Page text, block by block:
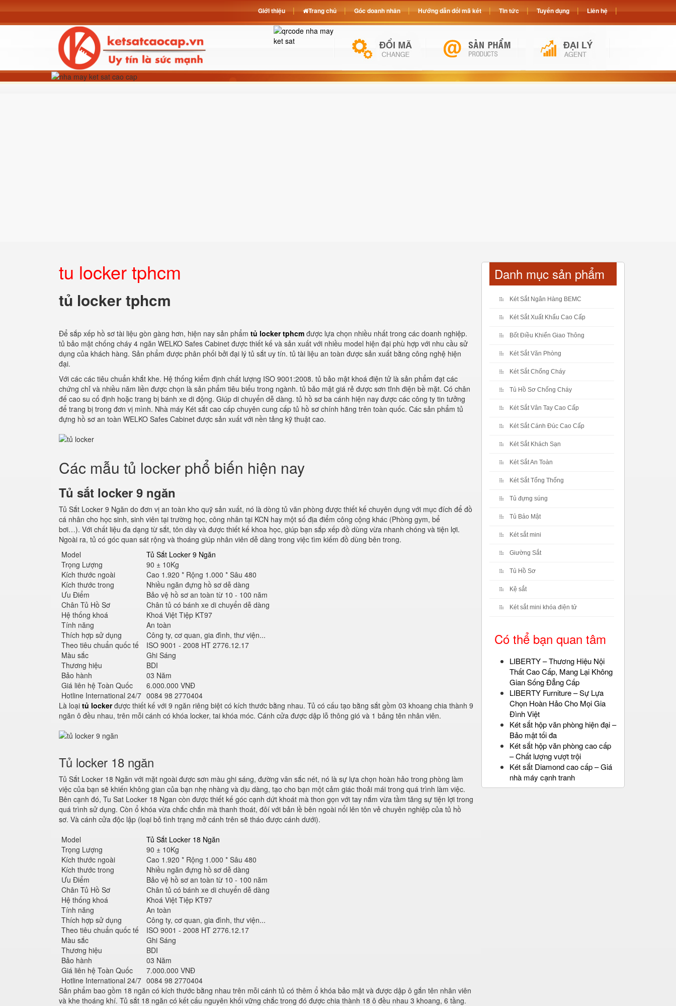
tu locker tphcm
tủ locker tphcm
Để sắp xếp hồ sơ tài liệu gòn gàng hơn, hiện nay sản phẩm tủ locker tphcm được lựa chọn nhiều nhất trong các doanh nghiệp.
tủ bảo mật chống cháy 4 ngăn WELKO Safes Cabinet được thiết kế và sản xuất với nhiều model hiện đại phù hợp với nhu cầu sử
dụng của khách hàng. Sản phẩm được phân phối bởi đại lý tủ sắt uy tín. tủ tài liệu an toàn được sản xuất bằng công nghệ hiện
đại.
Với các các tiêu chuẩn khắt khe. Hệ thống kiểm định chất lượng ISO 9001:2008. tủ bảo mật khoá điện tử là sản phẩm đạt các
chứng chỉ và nhiều năm liền được chọn là sản phẩm tiêu biểu trong ngành. tủ bảo mật giá rẻ được sơn tĩnh điện bề mặt. Có chân
đế cao su cố định hoặc trang bị bánh xe di động. Giúp di chuyển dễ dàng. tủ hồ sơ ba cánh hiện nay được các công ty tin tưởng
để trang bị trong đơn vị mình. Nhà máy Két sắt cao cấp chuyên cung cấp tủ hồ sơ chính hãng trên toàn quốc. Các sản phẩm tủ
đựng hồ sơ an toàn WELKO Safes Cabinet được sản xuất với nền tảng kỹ thuật cao.
Các mẫu tủ locker phổ biến hiện nay
Tủ sắt locker 9 ngăn
Tủ Sắt Locker 9 Ngăn do đơn vị an toàn kho quỹ sản xuất, nó là dòng tủ văn phòng được thiết kế chuyên dụng với mục đích để đồ
cá nhân cho học sinh, sinh viên tại trường học, công nhân tại KCN hay một số địa điểm công cộng khác (Phòng gym, bể
bơi…). Với chất liệu đa dạng từ sắt, tôn dày và được thiết kế khoa học, giúp bạn sắp xếp đồ dùng vừa nhanh chóng và tiện lợi.
Ngoài ra, tủ có góc quan sát rộng và thoáng giúp nhân viên dễ dàng trong việc tìm kiếm đồ dùng bên trong.
Model
Tủ Sắt Locker 9 Ngăn
Trọng Lượng
90 ± 10Kg
Kích thước ngoài
Cao 1.920 * Rộng 1.000 * Sâu 480
Kích thước trong
Nhiều ngăn đựng hồ sơ dễ dàng
Ưu Điểm
Bảo vệ hồ sơ an toàn từ 10 - 100 năm
Chân Tủ Hồ Sơ
Chân tủ có bánh xe di chuyển dễ dàng
Hệ thống khoá
Khoá Việt Tiệp KT97
Tính năng
An toàn
Thích hợp sử dụng
Công ty, cơ quan, gia đình, thư viện...
Theo tiêu chuẩn quốc tế
ISO 9001 - 2008 HT 2776.12.17
Màu sắc
Ghi Sáng
Thương hiệu
BDI
Bảo hành
03 Năm
Giá liên hệ Toàn Quốc
6.000.000 VNĐ
Hotline International 24/7 0084 98 2770404
Là loại tủ lockerđược thiết kế với 9 ngăn riêng biệt có kích thước bằng nhau. Tủ có cấu tạo bằng sắt gồm 03 khoang chia thành 9
ngăn ô đều nhau, trên mỗi cánh có khóa locker, tai khóa móc. Cánh cửa được dập lỗ thông gió và 1 bảng tên nhân viên.
Tủ locker 18 ngăn
Tủ Sắt Locker 18 Ngăn với mặt ngoài được sơn màu ghi sáng, đường vân sắc nét, nó là sự lựa chọn hoàn hảo trong phòng làm
việc của bạn sẽ khiến không gian của bạn nhẹ nhàng và dịu dàng, tạo cho bạn một cảm giác thoải mái trong quá trình làm việc.
Bên cạnh đó, Tu Sat Locker 18 Ngan còn được thiết kế góc cạnh dứt khoát mà thon gọn với tay nắm vừa tầm tăng sự tiện lợi trong
quá trình sử dụng. Còn ổ khóa vừa chắc chắn mà thanh thoát, đôí với bản lề bên ngoài nổi lên tôn vẻ chuyên nghiệp của tủ hồ
sơ. Và cánh cửa độc lập (loại bỏ tình trạng mở cánh trên sẽ tháo được cánh dưới).
Model
Tủ Sắt Locker 18 Ngăn
Trọng Lượng
90 ± 10Kg
Kích thước ngoài
Cao 1.920 * Rộng 1.000 * Sâu 480
Kích thước trong
Nhiều ngăn đựng hồ sơ dễ dàng
Ưu Điểm
Bảo vệ hồ sơ an toàn từ 10 - 100 năm
Chân Tủ Hồ Sơ
Chân tủ có bánh xe di chuyển dễ dàng
Hệ thống khoá
Khoá Việt Tiệp KT97
Tính năng
An toàn
Thích hợp sử dụng
Công ty, cơ quan, gia đình, thư viện...
Theo tiêu chuẩn quốc tế
ISO 9001 - 2008 HT 2776.12.17
Màu sắc
Ghi Sáng
Thương hiệu
BDI
Bảo hành
03 Năm
Giá liên hệ Toàn Quốc
7.000.000 VNĐ
Hotline International 24/7 0084 98 2770404
Sản phẩm bao gồm 18 ngăn có kích thước bằng nhau trên mỗi cánh tủ có thêm ổ khóa bảo mật và được dập ô gắn tên nhân viên
và khe thoáng khí. Tủ sắt 18 ngăn có kết cấu nguyên khối vững chắc trong đó được chia thành 18 ô đều nhau 3 khoang, 6 tầng.
Danh mục sản phẩm
Két Sắt Ngân Hàng BEMC
Két Sắt Xuất Khẩu Cao Cấp
Bốt Điều Khiển Giao Thông
Két Sắt Văn Phòng
Két Sắt Chống Cháy
Tủ Hồ Sơ Chống Cháy
Két Sắt Vân Tay Cao Cấp
Két Sắt Cánh Đúc Cao Cấp
Két Sắt Khách Sạn
Két Sắt An Toàn
Két Sắt Tổng Thống
Tủ đựng súng
Tủ Bảo Mật
Két sắt mini
Giường Sắt
Tủ Hồ Sơ
Kệ sắt
Két sắt mini khóa điện tử
Có thể bạn quan tâm
LIBERTY – Thương Hiệu Nội
Thất Cao Cấp, Mang Lại Không
Gian Sống Đẳng Cấp
LIBERTY Furniture – Sự Lựa
Chọn Hoàn Hảo Cho Mọi Gia
Đình Việt
Két sắt hộp văn phòng hiện đại –
Bảo mật tối đa
Két sắt hộp văn phòng cao cấp
– Chất lượng vượt trội
Két sắt Diamond cao cấp – Giá
nhà máy cạnh tranh
Giới thiệu Trang chủ Góc doanh nhân Hướng dẫn đổi mã két Tin tức Tuyển dụng Liên hệ